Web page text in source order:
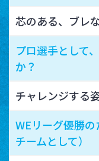
芯のある、ブレ
プロ選手として
か？
チャレンジする
WEリーグ優勝
チームとして）